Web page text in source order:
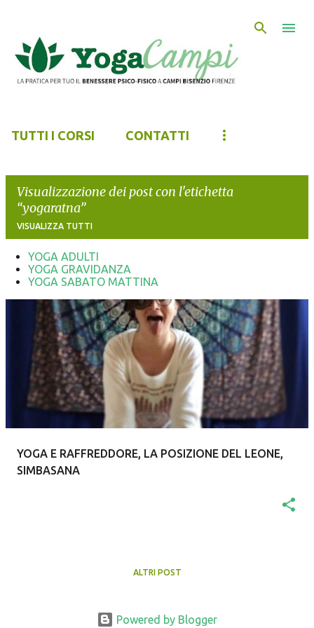
TUTTI I CORSI CONTATTI
Visualizzazione dei post con l'etichetta
yogaratna
VISUALIZZA TUTTI
YOGA ADULTI
YOGA GRAVIDANZA
YOGA SABATO MATTINA
YOGA E RAFFREDDORE, LA POSIZIONE DEL LEONE,
SIMBASANA
ALTRI POST
Powered by Blogger